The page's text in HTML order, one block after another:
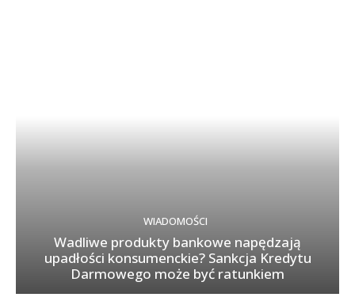
WIADOMOŚCI
Wadliwe produkty bankowe napędzają
upadłości konsumenckie? Sankcja Kredytu
Darmowego może być ratunkiem